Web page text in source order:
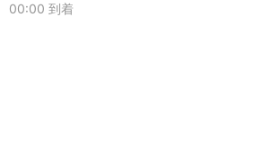
00:00 到着